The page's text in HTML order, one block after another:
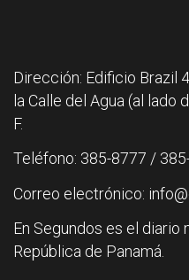
Dirección: Edificio Brazil
la Calle del Agua (al lado
F.
Teléfono: 385-8777 /
Correo electrónico:
En Segundos es el diario
República de Panamá.